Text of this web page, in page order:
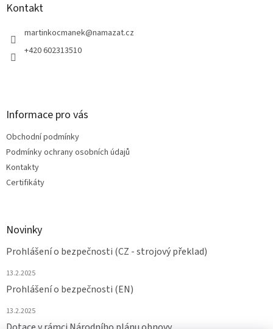
Kontakt
martinkocmanek@namazat.cz
+420 602313510
Informace pro vás
Obchodní podmínky
Podmínky ochrany osobních údajů
Kontakty
Certifikáty
Novinky
Prohlášení o bezpečnosti (CZ - strojový překlad)
13.2.2025
Prohlášení o bezpečnosti (EN)
13.2.2025